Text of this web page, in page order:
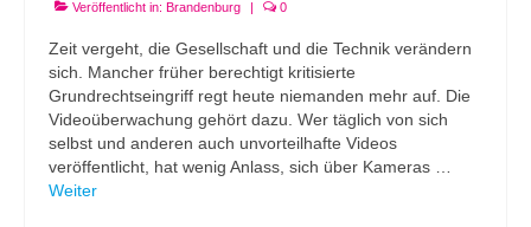
Veröffentlicht in: Brandenburg | 0
Zeit vergeht, die Gesellschaft und die Technik verändern
sich. Mancher früher berechtigt kritisierte
Grundrechtseingriff regt heute niemanden mehr auf. Die
Videoüberwachung gehört dazu. Wer täglich von sich
selbst und anderen auch unvorteilhafte Videos
veröffentlicht, hat wenig Anlass, sich über Kameras …
Weiter